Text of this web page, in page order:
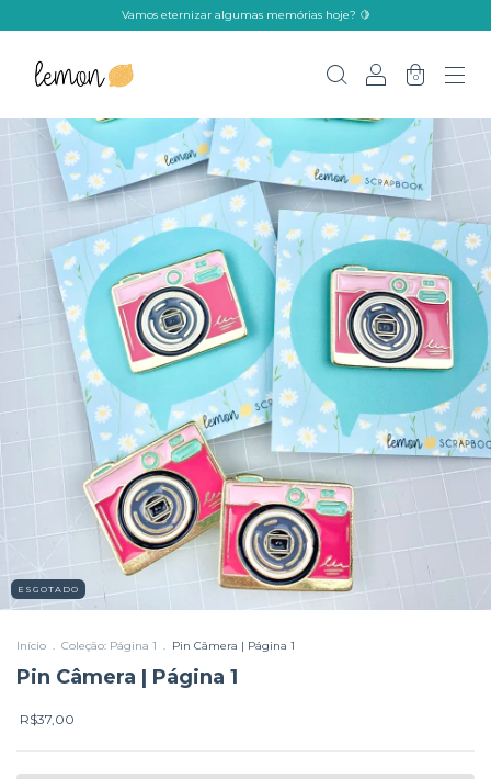
Vamos eternizar algumas memórias hoje? 🍋
0
ESGOTADO
Início . Coleção: Página 1 . Pin Câmera | Página 1
Pin Câmera | Página 1
R$37,00